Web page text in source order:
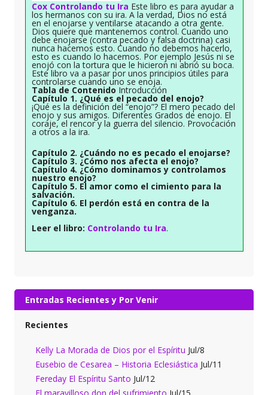
Cox Controlando tu Ira Este libro es para ayudar a
los hermanos con su ira. A la verdad, Dios no está
en el enojarse y ventilarse atacando a otra gente.
Dios quiere que mantenemos control. Cuando uno
debe enojarse (contra pecado y falsa doctrina) casi
nunca hacemos esto. Cuando no debemos hacerlo,
esto es cuando lo hacemos. Por ejemplo Jesús ni se
enojó con la tortura que le hicieron ni abrió su boca.
Este libro va a pasar por unos principios útiles para
controlarse cuando uno se enoja.
Tabla de Contenido Introducción
Capítulo 1. ¿Qué es el pecado del enojo?
¡Qué es la definición del “enojo”? El mero pecado del
enojo y sus amigos. Diferentes Grados de enojo. El
coraje, el rencor y la guerra del silencio. Provocación
a otros a la ira.
Capítulo 2. ¿Cuándo no es pecado el enojarse?
Capítulo 3. ¿Cómo nos afecta el enojo?
Capítulo 4. ¿Cómo dominamos y controlamos
nuestro enojo?
Capítulo 5. El amor como el cimiento para la
salvación.
Capítulo 6. El perdón está en contra de la
venganza.
Leer el libro: Controlando tu Ira.
Entradas Recientes y Por Venir
Recientes
Kelly La Morada de Dios por el Espíritu Jul/8
Eusebio de Cesarea – Historia Eclesiástica Jul/11
Fereday El Espíritu Santo Jul/12